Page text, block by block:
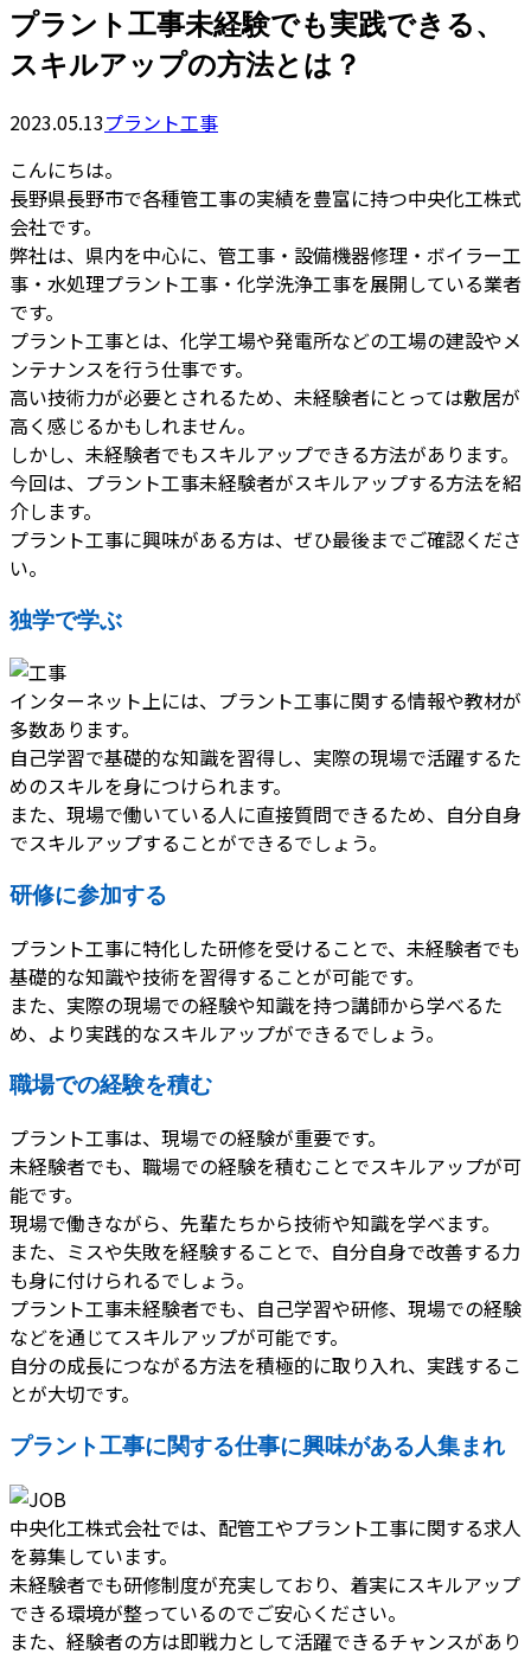
プラント工事未経験でも実践できる、
スキルアップの方法とは？
2023.05.13プラント工事
こんにちは。
長野県長野市で各種管工事の実績を豊富に持つ中央化工株式
会社です。
弊社は、県内を中心に、管工事・設備機器修理・ボイラー工
事・水処理プラント工事・化学洗浄工事を展開している業者
です。
プラント工事とは、化学工場や発電所などの工場の建設やメ
ンテナンスを行う仕事です。
高い技術力が必要とされるため、未経験者にとっては敷居が
高く感じるかもしれません。
しかし、未経験者でもスキルアップできる方法があります。
今回は、プラント工事未経験者がスキルアップする方法を紹
介します。
プラント工事に興味がある方は、ぜひ最後までご確認くださ
い。
独学で学ぶ
インターネット上には、プラント工事に関する情報や教材が
多数あります。
自己学習で基礎的な知識を習得し、実際の現場で活躍するた
めのスキルを身につけられます。
また、現場で働いている人に直接質問できるため、自分自身
でスキルアップすることができるでしょう。
研修に参加する
プラント工事に特化した研修を受けることで、未経験者でも
基礎的な知識や技術を習得することが可能です。
また、実際の現場での経験や知識を持つ講師から学べるた
め、より実践的なスキルアップができるでしょう。
職場での経験を積む
プラント工事は、現場での経験が重要です。
未経験者でも、職場での経験を積むことでスキルアップが可
能です。
現場で働きながら、先輩たちから技術や知識を学べます。
また、ミスや失敗を経験することで、自分自身で改善する力
も身に付けられるでしょう。
プラント工事未経験者でも、自己学習や研修、現場での経験
などを通じてスキルアップが可能です。
自分の成長につながる方法を積極的に取り入れ、実践するこ
とが大切です。
プラント工事に関する仕事に興味がある人集まれ
中央化工株式会社では、配管工やプラント工事に関する求人
を募集しています。
未経験者でも研修制度が充実しており、着実にスキルアップ
できる環境が整っているのでご安心ください。
また、経験者の方は即戦力として活躍できるチャンスがあり